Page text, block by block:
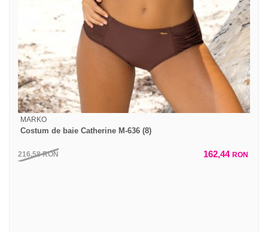
MARKO
Costum de baie Catherine M-636 (8)
216,58RON 162,44 RON